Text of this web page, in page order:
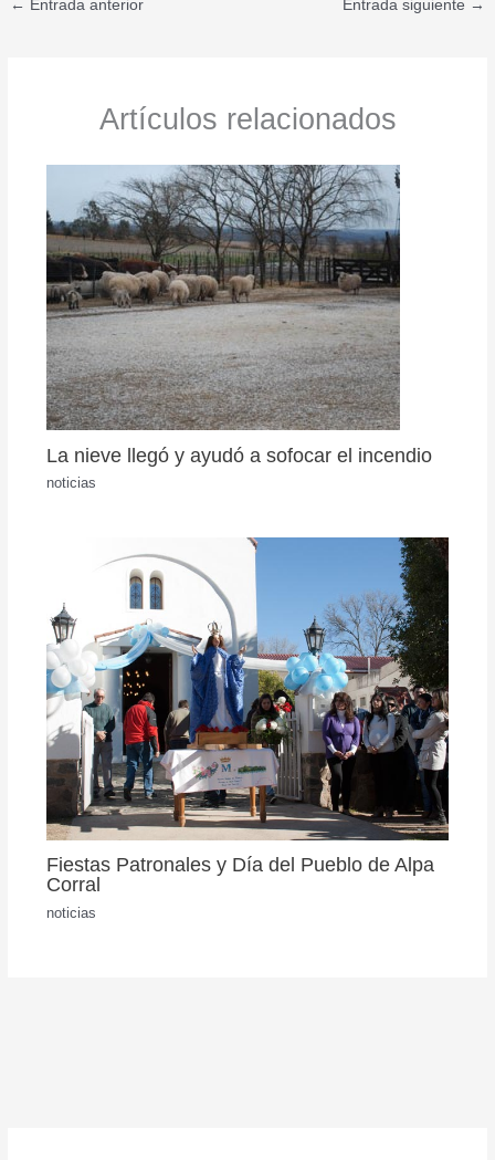
← Entrada anterior Entrada siguiente →
Artículos relacionados
La nieve llegó y ayudó a sofocar el incendio
noticias
Fiestas Patronales y Día del Pueblo de Alpa
Corral
noticias